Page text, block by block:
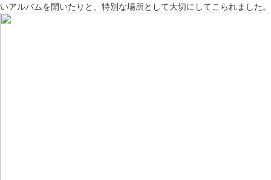
いアルバムを開いたりと、特別な場所として大切にしてこられました。